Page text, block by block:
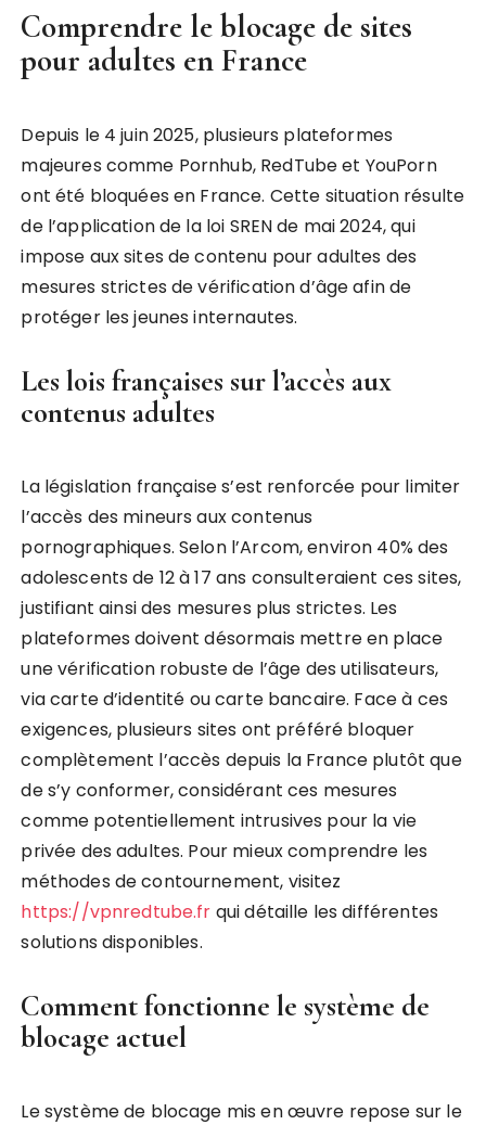
Comprendre le blocage de sites
pour adultes en France
Depuis le 4 juin 2025, plusieurs plateformes
majeures comme Pornhub, RedTube et YouPorn
ont été bloquées en France. Cette situation résulte
de l’application de la loi SREN de mai 2024, qui
impose aux sites de contenu pour adultes des
mesures strictes de vérification d’âge afin de
protéger les jeunes internautes.
Les lois françaises sur l’accès aux
contenus adultes
La législation française s’est renforcée pour limiter
l’accès des mineurs aux contenus
pornographiques. Selon l’Arcom, environ 40% des
adolescents de 12 à 17 ans consulteraient ces sites,
justifiant ainsi des mesures plus strictes. Les
plateformes doivent désormais mettre en place
une vérification robuste de l’âge des utilisateurs,
via carte d’identité ou carte bancaire. Face à ces
exigences, plusieurs sites ont préféré bloquer
complètement l’accès depuis la France plutôt que
de s’y conformer, considérant ces mesures
comme potentiellement intrusives pour la vie
privée des adultes. Pour mieux comprendre les
méthodes de contournement, visitez
https://vpnredtube.fr qui détaille les différentes
solutions disponibles.
Comment fonctionne le système de
blocage actuel
Le système de blocage mis en œuvre repose sur le